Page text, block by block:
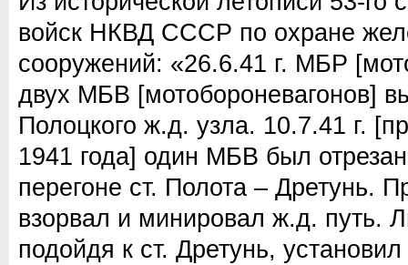
войск НКВД СССР по охране
сооружений: «26.6.41 г. МБР
двух МБВ [мотобороневагонов]
Полоцкого ж.д. узла. 10.7.41 г.
1941 года] один МБВ был
перегоне ст. Полота – Дретунь.
взорвал и минировал ж.д. путь.
подойдя к ст. Дретунь,